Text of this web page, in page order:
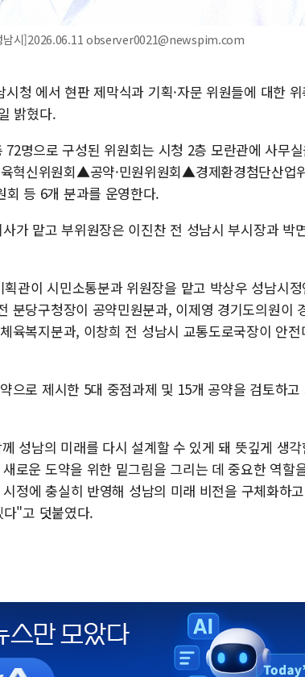
남시]2026.06.11 observer0021@newspim.com
청 에서 현판 제막식과 기획·자문 위원들에 대한
밝혔다.
명으로 구성된 위원회는 시청 2층 모란관에 사무
혁신위원회▲공약·민원위원회▲경제환경첨단산업
등 6개 분과를 운영한다.
가 맡고 부위원장은 이진찬 전 성남시 부시장과 박
관이 시민소통분과 위원장을 맡고 박상우 성남시
분당구청장이 공약민원분과, 이제영 경기도의원이
육복지분과, 이창희 전 성남시 교통도로국장이 안전
으로 제시한 5대 중점과제 및 15개 공약을 검토하
성남의 미래를 다시 설계할 수 있게 돼 뜻깊게 생
로운 도약을 위한 밑그림을 그리는 데 중요한 역할
정에 충실히 반영해 성남의 미래 비전을 구체화하
"고 덧붙였다.